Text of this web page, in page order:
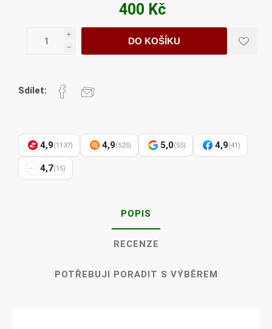
400 Kč
i
h
DO KOŠÍKU
Sdílet:
4,9(1137) 4,9(525) 5,0(55) 4,9(41)
4,7(15)
POPIS
RECENZE
POTŘEBUJI PORADIT S VÝBĚREM